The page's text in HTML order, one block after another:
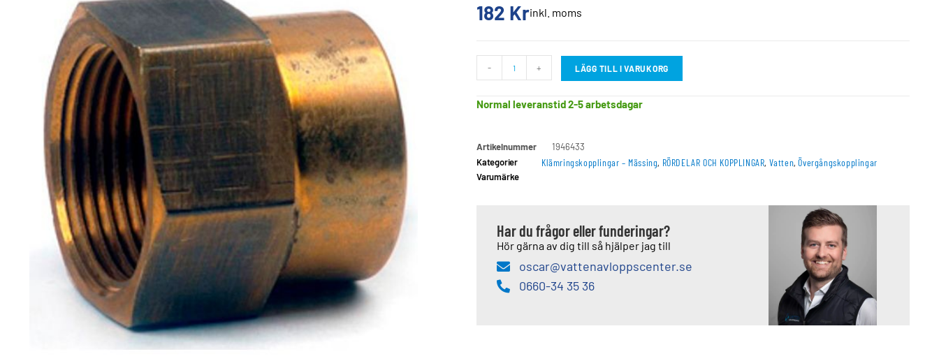
182 Krinkl. moms
- + LÄGG TILL I VARUKORG
Normal leveranstid 2-5 arbetsdagar
Artikelnummer
1946433
Kategorier
Klämringskopplingar – Mässing, RÖRDELAR OCH KOPPLINGAR, Vatten,Övergångskopplingar
Varumärke
Har du frågor eller funderingar?
Hör gärna av dig till så hjälper jag till
oscar@vattenavloppscenter.se
0660-34 35 36